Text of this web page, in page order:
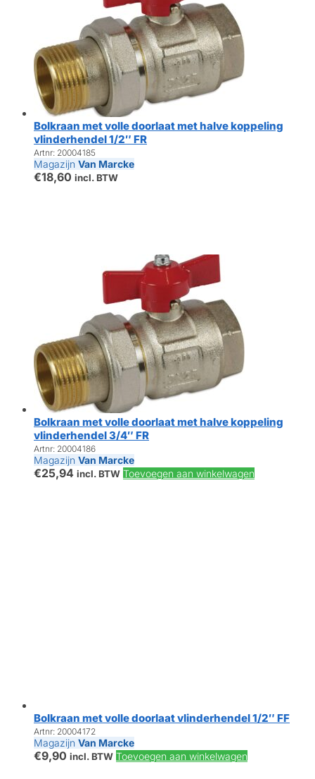
Bolkraan met volle doorlaat met halve koppeling
vlinderhendel 1/2″ FR
Artnr: 20004185
Magazijn Van Marcke
€18,60 incl. BTW
Bolkraan met volle doorlaat met halve koppeling
vlinderhendel 3/4″ FR
Artnr: 20004186
Magazijn Van Marcke
€25,94 incl. BTW Toevoegen aan winkelwagen
Bolkraan met volle doorlaat vlinderhendel 1/2″ FF
Artnr: 20004172
Magazijn Van Marcke
€9,90 incl. BTW Toevoegen aan winkelwagen